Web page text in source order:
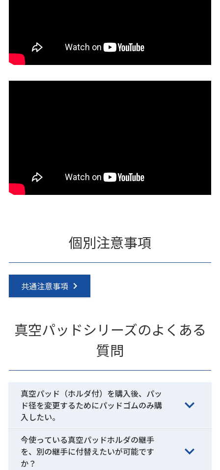
個別注意事項
共通注意事項
真空パッドシリーズのよくある
質問
真空パッド（ホルダ付）を購入後、パッ
ド径を変更するためにパッドゴムのみ購
入したい。
今使っている真空パッドホルダの継手
を、別の継手に付替えたいが可能です
か？